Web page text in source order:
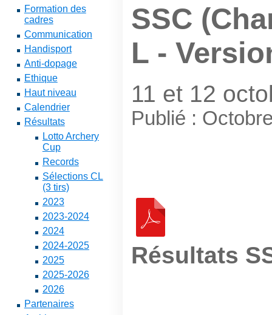
Formation des
cadres
Communication
Handisport
Anti-dopage
Ethique
Haut niveau
Calendrier
Résultats
Lotto Archery
Cup
Records
Sélections CL
(3 tirs)
2023
2023-2024
2024
2024-2025
2025
2025-2026
2026
Partenaires
SSC
L -
11 et 12
Publié :
Résultats